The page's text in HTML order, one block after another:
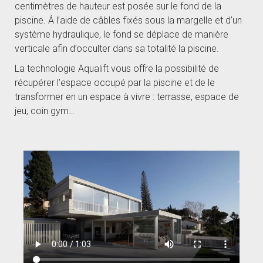
centimètres de hauteur est posée sur le fond de la
piscine. Á l’aide de câbles fixés sous la margelle et d’un
système hydraulique, le fond se déplace de manière
verticale afin d’occulter dans sa totalité la piscine.
La technologie Aqualift vous offre la possibilité de
récupérer l’espace occupé par la piscine et de le
transformer en un espace à vivre : terrasse, espace de
jeu, coin gym…